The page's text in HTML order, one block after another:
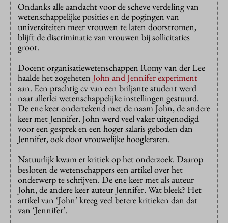
Ondanks alle aandacht voor de scheve verdeling van
wetenschappelijke posities en de pogingen van
universiteiten meer vrouwen te laten doorstromen,
blijft de discriminatie van vrouwen bij sollicitaties
groot.
Docent organisatiewetenschappen Romy van der Lee
haalde het zogeheten John and Jennifer experiment
aan. Een prachtig cv van een briljante student werd
naar allerlei wetenschappelijke instellingen gestuurd.
De ene keer ondertekend met de naam John, de andere
keer met Jennifer. John werd veel vaker uitgenodigd
voor een gesprek en een hoger salaris geboden dan
Jennifer, ook door vrouwelijke hoogleraren.
Natuurlijk kwam er kritiek op het onderzoek. Daarop
besloten de wetenschappers een artikel over het
onderwerp te schrijven. De ene keer met als auteur
John, de andere keer auteur Jennifer. Wat bleek? Het
artikel van ‘John’ kreeg veel betere kritieken dan dat
van ‘Jennifer’.